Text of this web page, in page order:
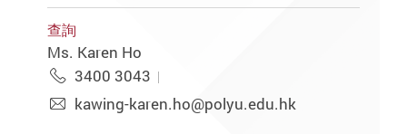
查詢
Ms. Karen Ho
3400 3043
kawing-karen.ho@polyu.edu.hk